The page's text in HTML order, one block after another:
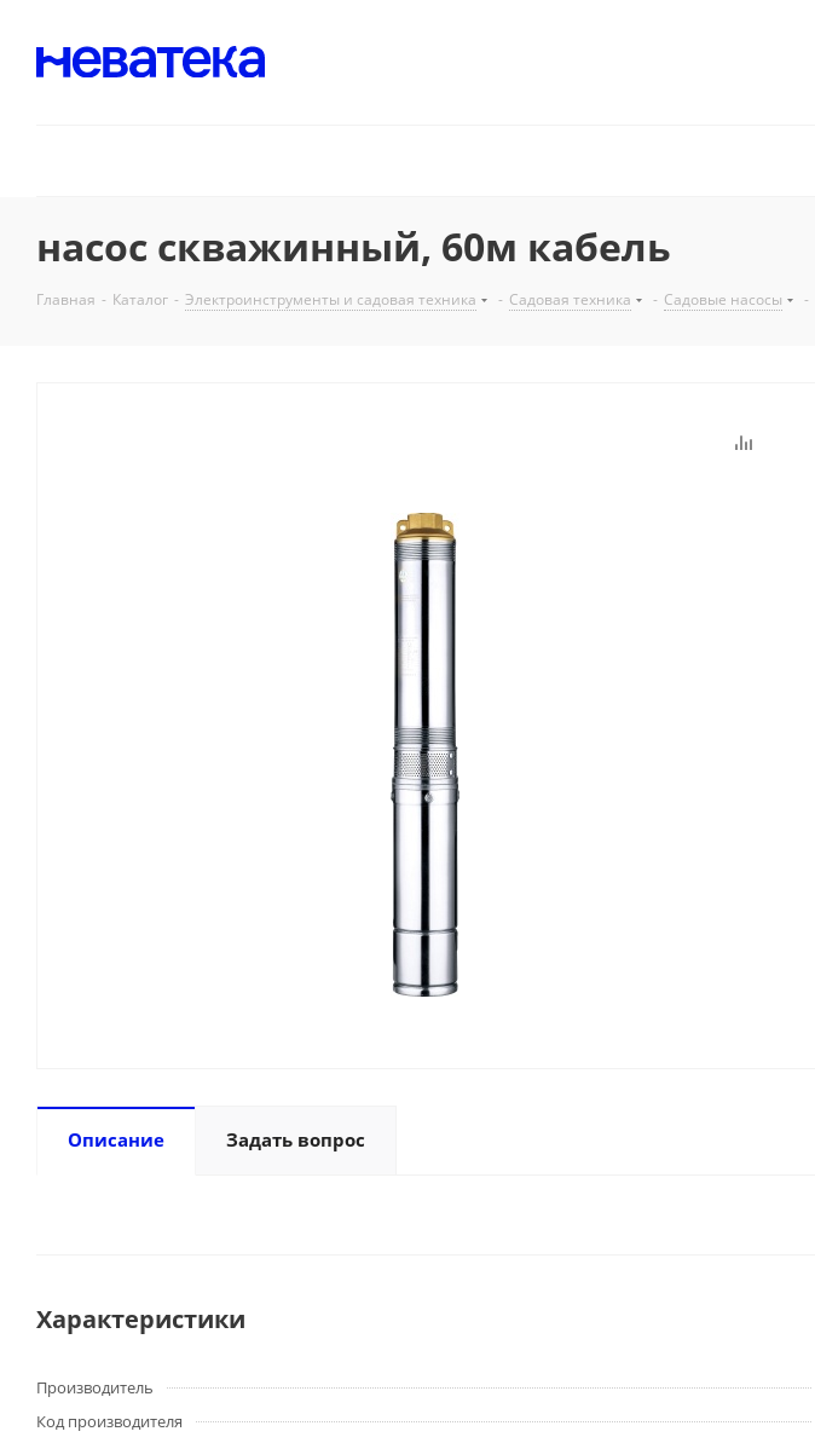
насос скважинный, 60м кабель
Главная - Каталог - Электроинструменты и садовая техника - Садовая техника - Садовые насосы -
Описание Задать вопрос
Характеристики
Производитель
Код производителя